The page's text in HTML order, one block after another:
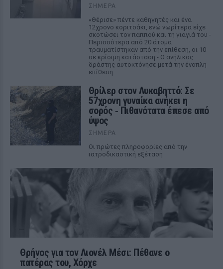
ΣΉΜΕΡΑ
«Θέρισε» πέντε καθηγητές και ένα
12χρονο κοριτσάκι, ενώ νωρίτερα είχε
σκοτώσει τον παππού και τη γιαγιά του -
Περισσότερα από 20 άτομα
τραυματίστηκαν από την επίθεση, οι 10
σε κρίσιμη κατάσταση - Ο ανήλικος
δράστης αυτοκτόνησε μετά την ένοπλη
επίθεση
Θρίλερ στον Λυκαβηττό: Σε
57χρονη γυναίκα ανήκει η
σορός ‑ Πιθανότατα έπεσε από
ύψος
ΣΉΜΕΡΑ
Οι πρώτες πληροφορίες από την
ιατροδικαστική εξέταση
Θρήνος για τον Λιονέλ Μέσι: Πέθανε ο
πατέρας του, Χόρχε